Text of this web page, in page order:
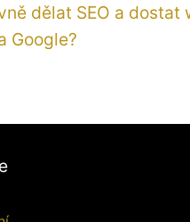
dělat SEO a dostat
Google?